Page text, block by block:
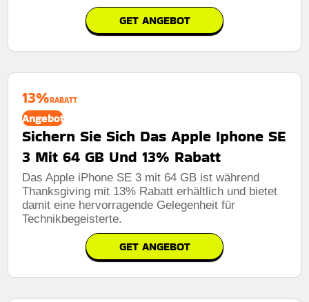
GET ANGEBOT
13%RABATT
Angebot
Sichern Sie Sich Das Apple Iphone SE
3 Mit 64 GB Und 13% Rabatt
Das Apple iPhone SE 3 mit 64 GB ist während
Thanksgiving mit 13% Rabatt erhältlich und bietet
damit eine hervorragende Gelegenheit für
Technikbegeisterte.
GET ANGEBOT